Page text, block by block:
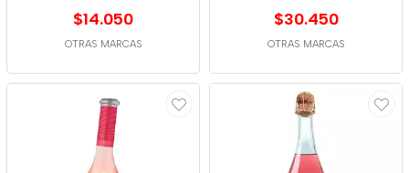
$14.050
OTRAS MARCAS
$30.450
OTRAS MARCAS